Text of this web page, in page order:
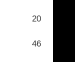
20
46